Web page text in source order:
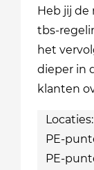
Heb jij de
tbs-
het
dieper in
klanten
PE-
PE-